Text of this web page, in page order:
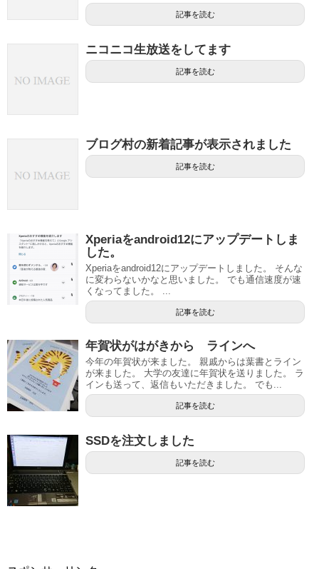
記事を読む
ニコニコ生放送をしてます
記事を読む
ブログ村の新着記事が表示されました
記事を読む
Xperiaをandroid12にアップデートしま
した。
Xperiaをandroid12にアップデートしました。 そんな
に変わらないかなと思いました。 でも通信速度が速
くなってました。 ...
記事を読む
年賀状がはがきから ラインへ
今年の年賀状が来ました。 親戚からは葉書とライン
が来ました。 大学の友達に年賀状を送りました。 ラ
インも送って、返信もいただきました。 でも...
記事を読む
SSDを注文しました
記事を読む